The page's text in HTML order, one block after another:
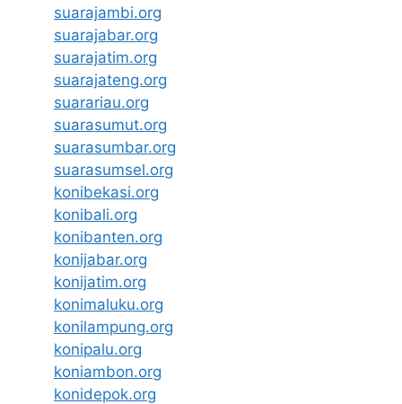
suarajambi.org
suarajabar.org
suarajatim.org
suarajateng.org
suarariau.org
suarasumut.org
suarasumbar.org
suarasumsel.org
konibekasi.org
konibali.org
konibanten.org
konijabar.org
konijatim.org
konimaluku.org
konilampung.org
konipalu.org
koniambon.org
konidepok.org